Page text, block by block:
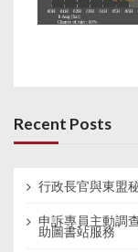
Recent Posts
行政長官與東盟
申訴專員主動調
助圖書站服務